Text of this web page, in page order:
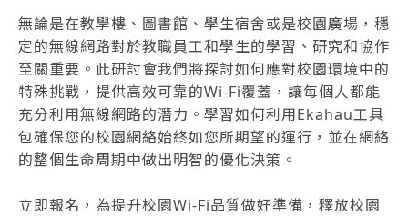
無論是在教學樓、圖書館、學生宿舍或是校園廣場，穩
定的無線網路對於教職員工和學生的學習、研究和協作
至關重要。此研討會我們將探討如何應對校園環境中的
特殊挑戰，提供高效可靠的Wi-Fi覆蓋，讓每個人都能
充分利用無線網路的潛力。學習如何利用Ekahau工具
包確保您的校園網絡始終如您所期望的運行，並在網絡
的整個生命周期中做出明智的優化決策。
立即報名，為提升校園Wi-Fi品質做好準備，釋放校園